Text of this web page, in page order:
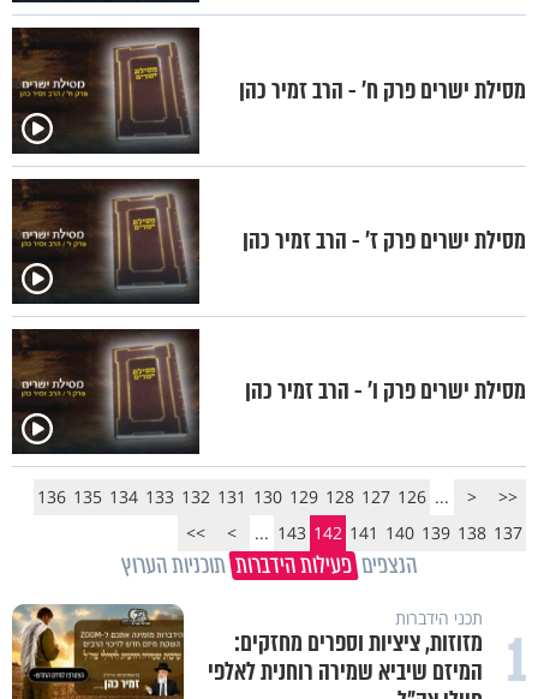
מסילת ישרים פרק ח’ - הרב זמיר כהן
מסילת ישרים פרק ז’ - הרב זמיר כהן
מסילת ישרים פרק ו’ - הרב זמיר כהן
<<
<
...
126
127
128
129
130
131
132
133
134
135
136
137
138
139
140
141
142
143
...
>
>>
הנצפים פעילות הידברות תוכניות הערוץ
1 תכני הידברות
מזוזות, ציציות וספרים מחזקים:
המיזם שיביא שמירה רוחנית לאלפי